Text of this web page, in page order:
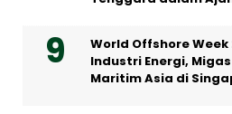
World Offshore
Industri Energi,
Maritim Asia di